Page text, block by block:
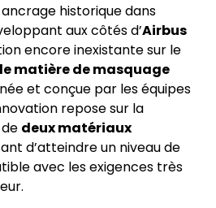
historique dans
aux côtés d’Airbus
encore inexistante sur le
matière de masquage
et conçue par les équipes
repose sur la
deux matériaux
d’atteindre un niveau de
avec les exigences très